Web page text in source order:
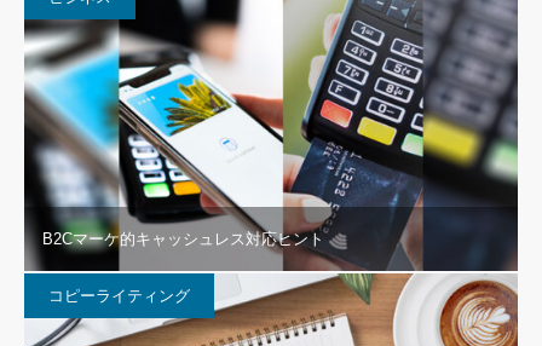
B2Cマーケ的キャッシュレス対応ヒント
コピーライティング